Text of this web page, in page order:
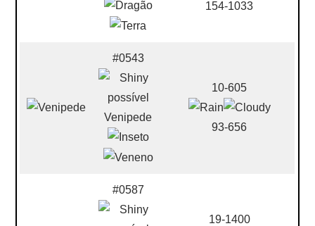
154-1033
#0543
Venipede
10-605
93-656
#0587
19-1400